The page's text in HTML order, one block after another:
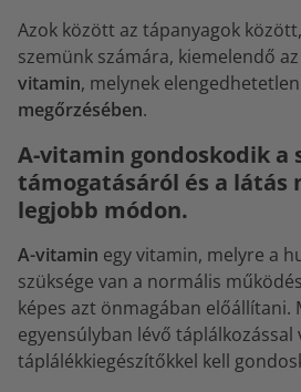
Azok között az tápanyagok
szemünk számára, kiemelendő
vitamin, melynek
megőrzésében.
A-vitamin gondoskodik a
támogatásáról és a látás
legjobb módon.
A-vitamin egy vitamin, melyre a
szüksége van a normális
képes azt önmagában előállítani.
egyensúlyban lévő táplálkozással
táplálékkiegészítőkkel kell